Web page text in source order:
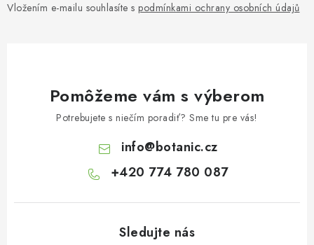
Vložením e-mailu souhlasíte s podmínkami ochrany osobních údajů
Pomôžeme vám s výberom
Potrebujete s niečím poradiť? Sme tu pre vás!
info@botanic.cz
+420 774 780 087